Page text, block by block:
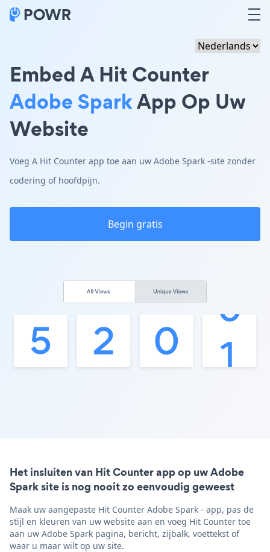
Embed A Hit Counter
Adobe SparkApp Op Uw
Website
Voeg A Hit Counter app toe aan uw Adobe Spark -site zonder
codering of hoofdpijn.
Begin gratis
Het insluiten van Hit Counter app op uw Adobe
Spark site is nog nooit zo eenvoudig geweest
Maak uw aangepaste Hit Counter Adobe Spark - app, pas de
stijl en kleuren van uw website aan en voeg Hit Counter toe
aan uw Adobe Spark pagina, bericht, zijbalk, voettekst of
waar u maar wilt op uw site.